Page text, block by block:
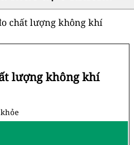
chất lượng không khí
lượng không khí